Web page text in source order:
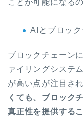
ことが可能になる
AIとブロッ
ブロックチェーン
ァイリングシステ
が高い点が注目さ
くても、ブロック
真正性を提供する